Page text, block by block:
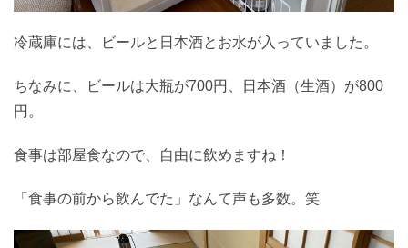
冷蔵庫には、ビールと日本酒とお水が入っていました。
ちなみに、ビールは大瓶が700円、日本酒（生酒）が800
円。
食事は部屋食なので、自由に飲めますね！
「食事の前から飲んでた」なんて声も多数。笑